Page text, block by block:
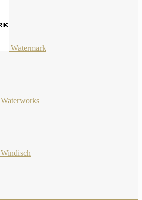
Watermark
Waterworks
Windisch